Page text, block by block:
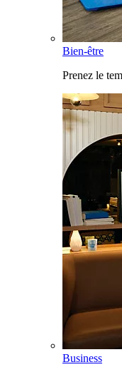
Bien-être
Prenez le
Business